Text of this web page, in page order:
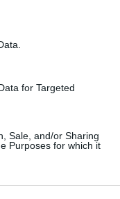
for Targeted
Sale, and/or Sharing
Purposes for which it
inmunológico”,
de las decisiones
decisiones”,
ayudas
de euros al
como son los
y gestoras de
den exenciones